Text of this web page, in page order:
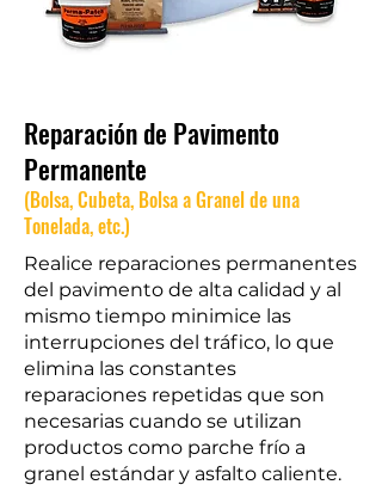
Reparación de Pavimento
Permanente
(Bolsa, Cubeta, Bolsa a Granel de una
Tonelada, etc.)
Realice reparaciones permanentes
del pavimento de alta calidad y al
mismo tiempo minimice las
interrupciones del tráfico, lo que
elimina las constantes
reparaciones repetidas que son
necesarias cuando se utilizan
productos como parche frío a
granel estándar y asfalto caliente.